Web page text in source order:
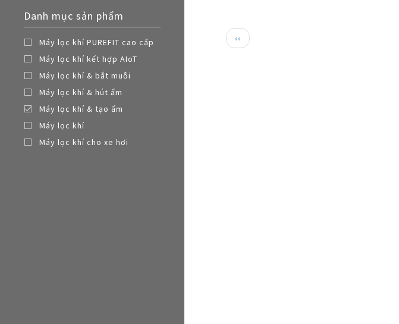
Nồi chiên không dầu
Danh mục sản phẩm
Máy lọc khí PUREFIT cao cấp
Máy lọc khí kết hợp AIoT
Máy lọc khí & bắt muỗi
Máy lọc khí & hút ẩm
Máy lọc khí & tạo ẩm
Máy lọc khí
Máy lọc khí cho xe hơi
Pagination
Trang
trước
‹‹